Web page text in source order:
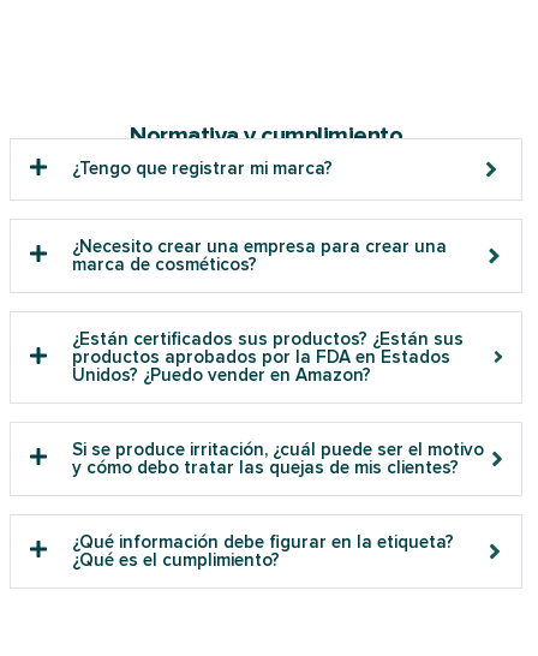
Normativa y cumplimiento
¿Tengo que registrar mi marca?
¿Necesito crear una empresa para crear una
marca de cosméticos?
¿Están certificados sus productos? ¿Están sus
productos aprobados por la FDA en Estados
Unidos? ¿Puedo vender en Amazon?
Si se produce irritación, ¿cuál puede ser el motivo
y cómo debo tratar las quejas de mis clientes?
¿Qué información debe figurar en la etiqueta?
¿Qué es el cumplimiento?